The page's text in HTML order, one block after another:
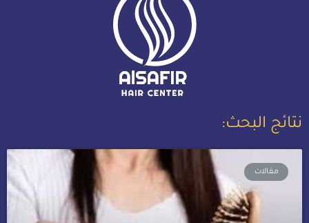
نتائج البحث:
مقالات